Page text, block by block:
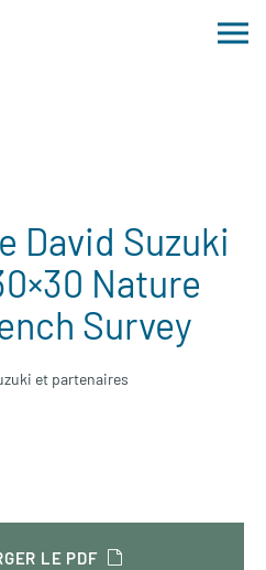
David Suzuki
Nature
Survey
et partenaires
LE PDF